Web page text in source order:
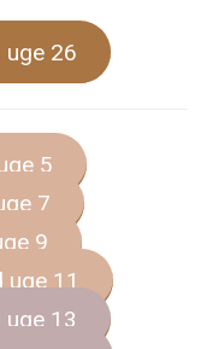
uge 26
5
7
9
uge 11
uge 13